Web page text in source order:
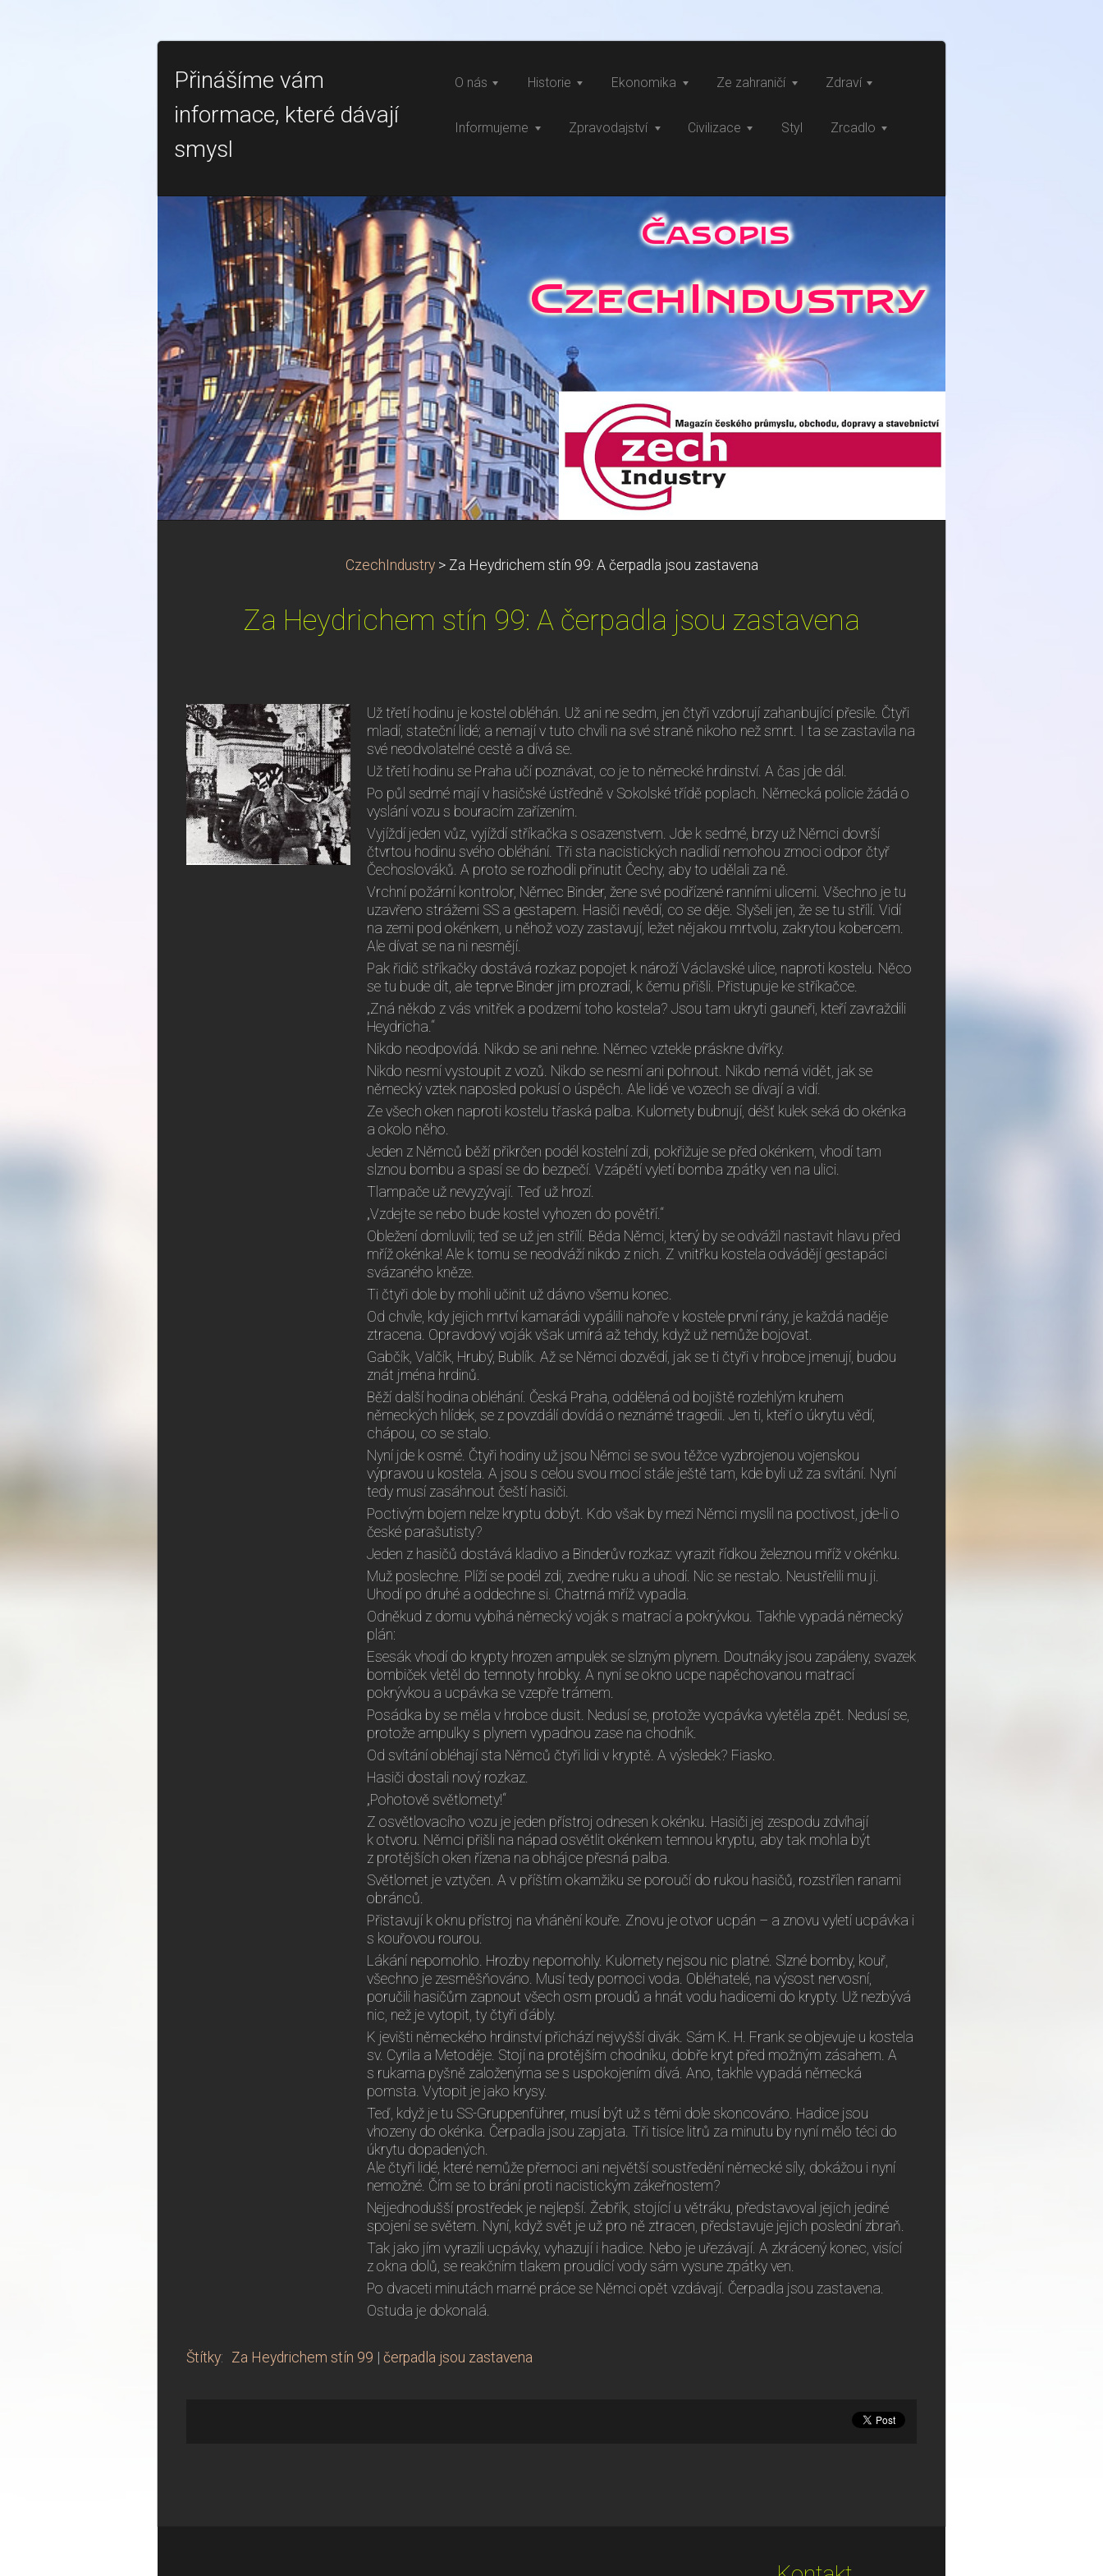
Přinášíme vám
informace, které dávají
smysl
O nás Historie Ekonomika Ze zahraničí Zdraví
Informujeme Zpravodajství Civilizace Styl Zrcadlo
CzechIndustry > Za Heydrichem stín 99: A čerpadla jsou zastavena
Za Heydrichem stín 99: A čerpadla jsou zastavena
Už třetí hodinu je kostel obléhán. Už ani ne sedm, jen čtyři vzdorují zahanbující přesile. Čtyři
mladí, stateční lidé; a nemají v tuto chvíli na své straně nikoho než smrt. I ta se zastavila na
své neodvolatelné cestě a dívá se.
Už třetí hodinu se Praha učí poznávat, co je to německé hrdinství. A čas jde dál.
Po půl sedmé mají v hasičské ústředně v Sokolské třídě poplach. Německá policie žádá o
vyslání vozu s bouracím zařízením.
Vyjíždí jeden vůz, vyjíždí stříkačka s osazenstvem. Jde k sedmé, brzy už Němci dovrší
čtvrtou hodinu svého obléhání. Tři sta nacistických nadlidí nemohou zmoci odpor čtyř
Čechoslováků. A proto se rozhodli přinutit Čechy, aby to udělali za ně.
Vrchní požární kontrolor, Němec Binder, žene své podřízené ranními ulicemi. Všechno je tu
uzavřeno strážemi SS a gestapem. Hasiči nevědí, co se děje. Slyšeli jen, že se tu střílí. Vidí
na zemi pod okénkem, u něhož vozy zastavují, ležet nějakou mrtvolu, zakrytou kobercem.
Ale dívat se na ni nesmějí.
Pak řidič stříkačky dostává rozkaz popojet k nároží Václavské ulice, naproti kostelu. Něco
se tu bude dít, ale teprve Binder jim prozradí, k čemu přišli. Přistupuje ke stříkačce.
„Zná někdo z vás vnitřek a podzemí toho kostela? Jsou tam ukryti gauneři, kteří zavraždili
Heydricha.“
Nikdo neodpovídá. Nikdo se ani nehne. Němec vztekle práskne dvířky.
Nikdo nesmí vystoupit z vozů. Nikdo se nesmí ani pohnout. Nikdo nemá vidět, jak se
německý vztek naposled pokusí o úspěch. Ale lidé ve vozech se dívají a vidí.
Ze všech oken naproti kostelu třaská palba. Kulomety bubnují, déšť kulek seká do okénka
a okolo něho.
Jeden z Němců běží přikrčen podél kostelní zdi, pokřižuje se před okénkem, vhodí tam
slznou bombu a spasí se do bezpečí. Vzápětí vyletí bomba zpátky ven na ulici.
Tlampače už nevyzývají. Teď už hrozí.
„Vzdejte se nebo bude kostel vyhozen do povětří.“
Obležení domluvili; teď se už jen střílí. Běda Němci, který by se odvážil nastavit hlavu před
mříž okénka! Ale k tomu se neodváží nikdo z nich. Z vnitřku kostela odvádějí gestapáci
svázaného kněze.
Ti čtyři dole by mohli učinit už dávno všemu konec.
Od chvíle, kdy jejich mrtví kamarádi vypálili nahoře v kostele první rány, je každá naděje
ztracena. Opravdový voják však umírá až tehdy, když už nemůže bojovat.
Gabčík, Valčík, Hrubý, Bublík. Až se Němci dozvědí, jak se ti čtyři v hrobce jmenují, budou
znát jména hrdinů.
Běží další hodina obléhání. Česká Praha, oddělená od bojiště rozlehlým kruhem
německých hlídek, se z povzdálí dovídá o neznámé tragedii. Jen ti, kteří o úkrytu vědí,
chápou, co se stalo.
Nyní jde k osmé. Čtyři hodiny už jsou Němci se svou těžce vyzbrojenou vojenskou
výpravou u kostela. A jsou s celou svou mocí stále ještě tam, kde byli už za svítání. Nyní
tedy musí zasáhnout čeští hasiči.
Poctivým bojem nelze kryptu dobýt. Kdo však by mezi Němci myslil na poctivost, jde-li o
české parašutisty?
Jeden z hasičů dostává kladivo a Binderův rozkaz: vyrazit řídkou železnou mříž v okénku.
Muž poslechne. Plíží se podél zdi, zvedne ruku a uhodí. Nic se nestalo. Neustřelili mu ji.
Uhodí po druhé a oddechne si. Chatrná mříž vypadla.
Odněkud z domu vybíhá německý voják s matrací a pokrývkou. Takhle vypadá německý
plán:
Esesák vhodí do krypty hrozen ampulek se slzným plynem. Doutnáky jsou zapáleny, svazek
bombiček vletěl do temnoty hrobky. A nyní se okno ucpe napěchovanou matrací
pokrývkou a ucpávka se vzepře trámem.
Posádka by se měla v hrobce dusit. Nedusí se, protože vycpávka vyletěla zpět. Nedusí se,
protože ampulky s plynem vypadnou zase na chodník.
Od svítání obléhají sta Němců čtyři lidi v kryptě. A výsledek? Fiasko.
Hasiči dostali nový rozkaz.
„Pohotově světlomety!“
Z osvětlovacího vozu je jeden přístroj odnesen k okénku. Hasiči jej zespodu zdvíhají
k otvoru. Němci přišli na nápad osvětlit okénkem temnou kryptu, aby tak mohla být
z protějších oken řízena na obhájce přesná palba.
Světlomet je vztyčen. A v příštím okamžiku se poroučí do rukou hasičů, rozstřílen ranami
obránců.
Přistavují k oknu přístroj na vhánění kouře. Znovu je otvor ucpán – a znovu vyletí ucpávka i
s kouřovou rourou.
Lákání nepomohlo. Hrozby nepomohly. Kulomety nejsou nic platné. Slzné bomby, kouř,
všechno je zesměšňováno. Musí tedy pomoci voda. Obléhatelé, na výsost nervosní,
poručili hasičům zapnout všech osm proudů a hnát vodu hadicemi do krypty. Už nezbývá
nic, než je vytopit, ty čtyři ďábly.
K jevišti německého hrdinství přichází nejvyšší divák. Sám K. H. Frank se objevuje u kostela
sv. Cyrila a Metoděje. Stojí na protějším chodníku, dobře kryt před možným zásahem. A
s rukama pyšně založenýma se s uspokojením dívá. Ano, takhle vypadá německá
pomsta. Vytopit je jako krysy.
Teď, když je tu SS-Gruppenführer, musí být už s těmi dole skoncováno. Hadice jsou
vhozeny do okénka. Čerpadla jsou zapjata. Tři tisíce litrů za minutu by nyní mělo téci do
úkrytu dopadených.
Ale čtyři lidé, které nemůže přemoci ani největší soustředění německé síly, dokážou i nyní
nemožné. Čím se to brání proti nacistickým zákeřnostem?
Nejjednodušší prostředek je nejlepší. Žebřík, stojící u větráku, představoval jejich jediné
spojení se světem. Nyní, když svět je už pro ně ztracen, představuje jejich poslední zbraň.
Tak jako jím vyrazili ucpávky, vyhazují i hadice. Nebo je uřezávají. A zkrácený konec, visící
z okna dolů, se reakčním tlakem proudící vody sám vysune zpátky ven.
Po dvaceti minutách marné práce se Němci opět vzdávají. Čerpadla jsou zastavena.
Ostuda je dokonalá.
Štítky: Za Heydrichem stín 99 čerpadla jsou zastavena